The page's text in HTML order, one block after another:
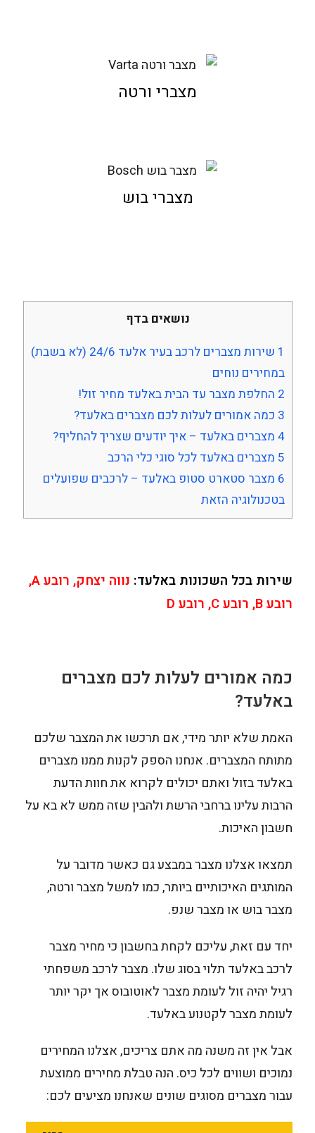
מצברי ורטה
מצברי בוש
נושאים בדף
1
שירות מצברים לרכב בעיר אלעד 24/6 (לא בשבת)
במחירים נוחים
2 החלפת מצבר עד הבית באלעד מחיר זול!
3 כמה אמורים לעלות לכם מצברים באלעד?
4 מצברים באלעד – איך יודעים שצריך להחליף?
5 מצברים באלעד לכל סוגי כלי הרכב
6 מצבר סטארט סטופ באלעד – לרכבים שפועלים
בטכנולוגיה הזאת
שירות בכל השכונות באלעד:
נווה יצחק, רובע A,
רובע B, רובע C, רובע D
כמה אמורים לעלות לכם מצברים
באלעד?
האמת שלא יותר מידי, אם תרכשו את המצבר שלכם
מתותח המצברים. אנחנו הספק לקנות ממנו מצברים
באלעד בזול ואתם יכולים לקרוא את חוות הדעת
הרבות עלינו ברחבי הרשת ולהבין שזה ממש לא בא על
חשבון האיכות.
תמצאו אצלנו מצבר במבצע גם כאשר מדובר על
המותגים האיכותיים ביותר, כמו למשל מצבר ורטה,
מצבר בוש או מצבר שנפ.
יחד עם זאת, עליכם לקחת בחשבון כי מחיר מצבר
לרכב באלעד תלוי בסוג שלו. מצבר לרכב משפחתי
רגיל יהיה זול לעומת מצבר לאוטובוס אך יקר יותר
לעומת מצבר לקטנוע באלעד.
אבל אין זה משנה מה אתם צריכים, אצלנו המחירים
נמוכים ושווים לכל כיס. הנה טבלת מחירים ממוצעת
עבור מצברים מסוגים שונים שאנחנו מציעים לכם: